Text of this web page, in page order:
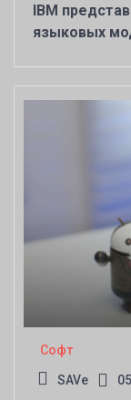
IBM
языковых
Софт
SAVe